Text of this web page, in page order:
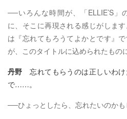
──いろんな時間が、「ELLIE’S」
に、そこに再現される感じがしま
は『忘れてもろうてよかとです』
が、このタイトルに込められたも
丹野 忘れてもらうのは正しいわ
で……。
──ひょっとしたら、忘れたいのか